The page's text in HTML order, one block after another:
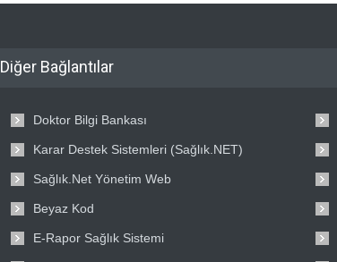
Diğer Bağlantılar
Doktor Bilgi Bankası
Karar Destek Sistemleri (Sağlık.NET)
Sağlık.Net Yönetim Web
Beyaz Kod
E-Rapor Sağlık Sistemi